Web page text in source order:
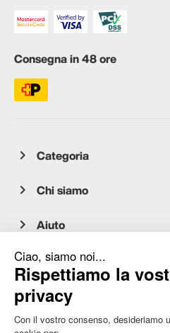
Consegna in 48 ore
Categoria
Chi siamo
Aiuto
Servizio clienti
Lunedì-Venerdì 08:00-17:00